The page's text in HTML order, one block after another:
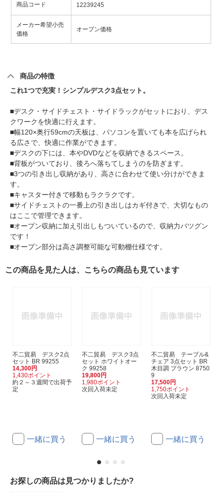
商品コード 12239245
メーカー希望小売
価格
オープン価格
商品の特徴
これ1つで充実！シンプルデスク3点セット。
■デスク・サイドチェスト・サイドラックがセットにおり、デス
クワークを快適に行えます。
■幅120×奥行59cmの天板は、パソコンを置いても本を広げられ
る広さで、快適に作業ができます。
■デスクの下には、本やDVDなどを収納できるスペース。
■背板がついており、後ろへ落ちてしまうのを防ぎます。
■3つの引き出し収納があり、高さに合わせて使い分けができま
す。
■キャスター付きで移動もラクラクです。
■サイドチェストの一番上の引き出しはカギ付きで、大切なもの
はここで管理できます。
■オープン収納に加え引出しもついているので、収納力バツグン
です！
■オープン部分は高さ調整可能な可動棚仕様です。
この商品を見た人は、こちらの商品も見ています
不二貿易 デスク2点
セット BR 99255
14,300円
1,430ポイント
約２～３週間で出荷予
定
一緒に買う
不二貿易 デスク3点
セット ホワイトオー
ク 99258
19,800円
1,980ポイント
次回入荷未定
一緒に買う
不二貿易 テーブル&
チェア 3点セット BR
木目調 ブラウン 8750
9
17,500円
1,750ポイント
次回入荷未定
一緒に買う
お探しの商品は見つかりましたか?